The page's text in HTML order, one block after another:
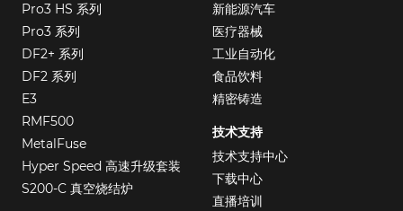
Pro3 HS 系列
Pro3 系列
DF2+ 系列
DF2 系列
E3
RMF500
MetalFuse
Hyper Speed 高速升级套装
S200-C 真空烧结炉
新能源汽车
医疗器械
工业自动化
食品饮料
精密铸造
技术支持
技术支持中心
下载中心
直播培训